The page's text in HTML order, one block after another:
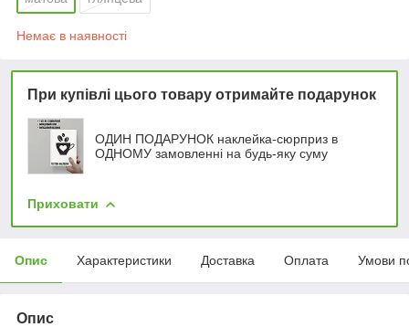
Немає в наявності
При купівлі цього товару отримайте подарунок
ОДИН ПОДАРУНОК наклейка-сюрприз в
ОДНОМУ замовленні на будь-яку суму
Приховати
Опис Характеристики Доставка Оплата Умови
Опис